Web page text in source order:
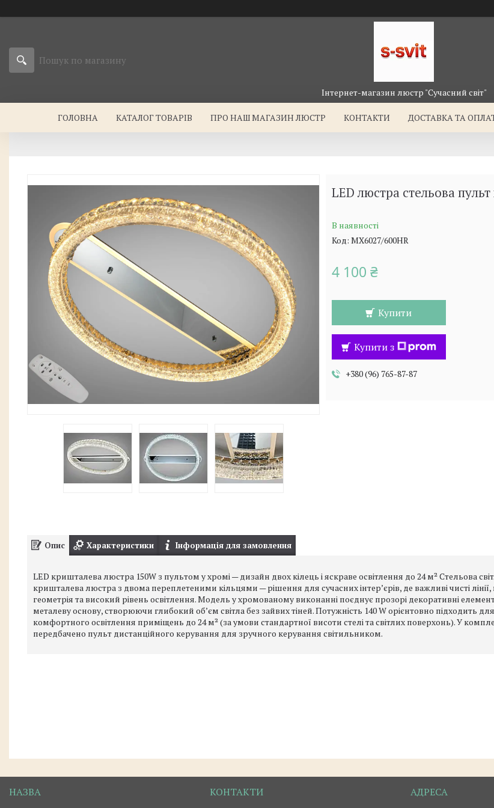
Інтернет-магазин люстр "Сучасний світ"
ГОЛОВНА КАТАЛОГ ТОВАРІВ ПРО НАШ МАГАЗИН ЛЮСТР КОНТАКТИ ДОСТАВКА ТА
LED люстра стельова
В наявності
Код: MX6027/600HR
4 100 ₴
Купити
Купити з
+380 (96) 765-87-87
Опис Характеристики Інформація для замовлення
LED кришталева люстра 150W з пультом у хромі — дизайн двох кілець і яскраве освітлення до 24 м² Стельова
кришталева люстра з двома переплетеними кільцями — рішення для сучасних інтер’єрів, де важливі чисті
геометрія та високий рівень освітлення. Модель у хромованому виконанні поєднує прозорі декоративні
металеву основу, створюючи глибокий об’єм світла без зайвих тіней. Потужність 140 W орієнтовно підходить для
комфортного освітлення приміщень до 24 м² (за умови стандартної висоти стелі та світлих поверхонь). У
передбачено пульт дистанційного керування для зручного керування світильником.